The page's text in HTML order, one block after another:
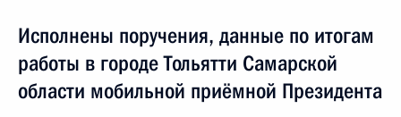
Исполнены поручения, данные по итогам
работы в городе Тольятти Самарской
области мобильной приёмной Президента